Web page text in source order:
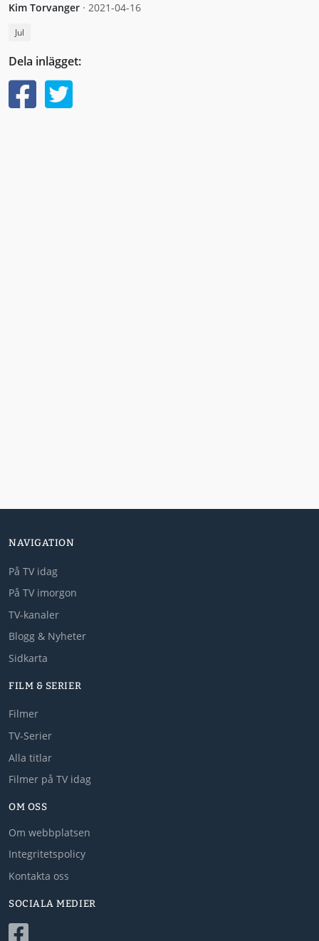
Kim Torvanger · 2021-04-16
Jul
Dela inlägget:
NAVIGATION
På TV idag
På TV imorgon
TV-kanaler
Blogg & Nyheter
Sidkarta
FILM & SERIER
Filmer
TV-Serier
Alla titlar
Filmer på TV idag
OM OSS
Om webbplatsen
Integritetspolicy
Kontakta oss
SOCIALA MEDIER